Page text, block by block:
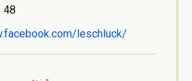
48
leschluck/